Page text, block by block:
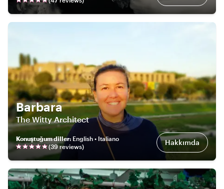
Barbara
The Witty Architect
Konuştuğum diller: English • Italiano
(39reviews) Hakkımda